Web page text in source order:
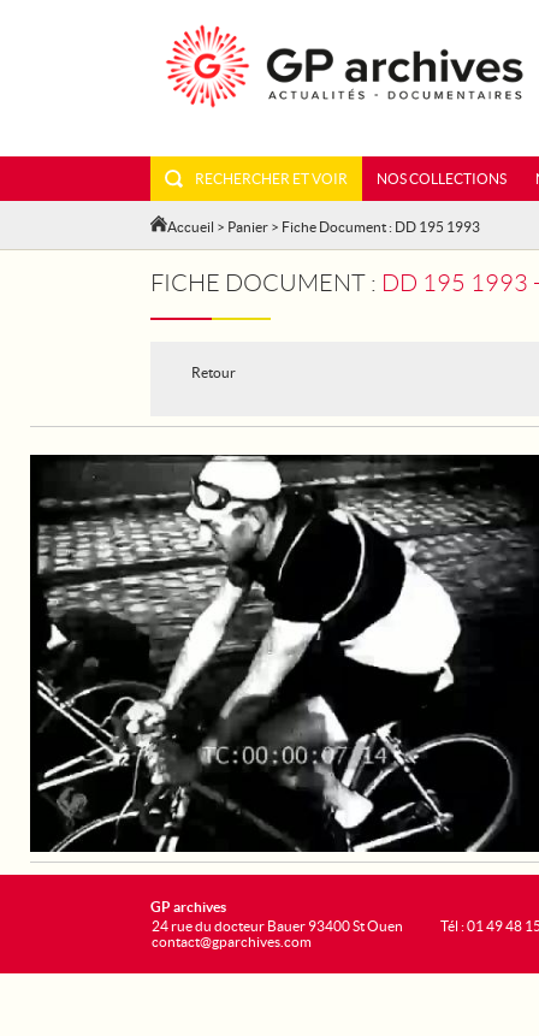
RECHERCHER ET VOIR NOS COLLECTIONS
Accueil > Panier > Fiche Document : DD 195 1993
FICHE DOCUMENT : DD 195 1993 -
Retour
GP archives
24 rue du docteur Bauer 93400 St Ouen
contact@gparchives.com
Tél : 01 49 48